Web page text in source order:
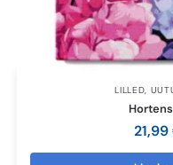
LILLED
21,99